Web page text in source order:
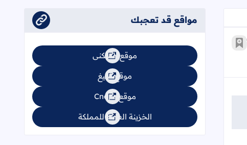
زر الإعجاب
أضف إلى العلامات المرجعية
مواقع قد تعجبك
موقع السكنى
موقع تبليغ
موقع Cnops
الخزينة العامة للمملكة